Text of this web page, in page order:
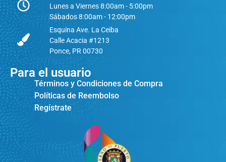
Lunes a Viernes 8:00am - 5:00pm
Sábados 8:00am - 12:00pm
Esquina Ave. La Ceiba
Calle Acacia #1213
Ponce, PR 00730
Para el usuario
Términos y Condiciones de Compra
Políticas de Reembolso
Regístrate